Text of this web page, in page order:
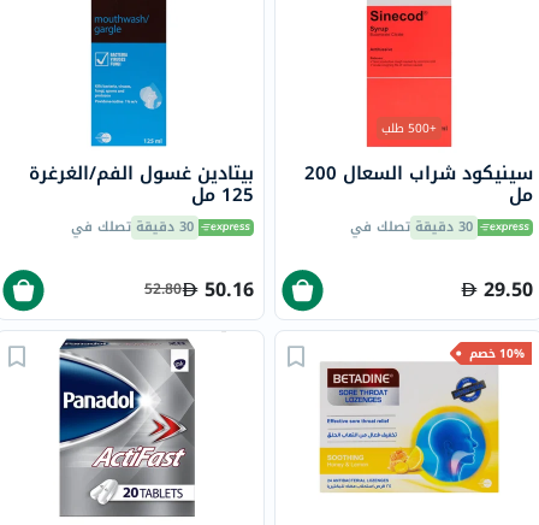
+500 طلب
سينيكود شراب السعال 200
مل
30 دقيقة تصلك في
29.50
بيتادين غسول الفم/الغرغرة
125 مل
30 دقيقة تصلك في
50.16
52.80
10% خصم